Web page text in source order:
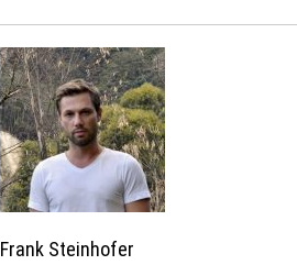
Frank Steinhofer